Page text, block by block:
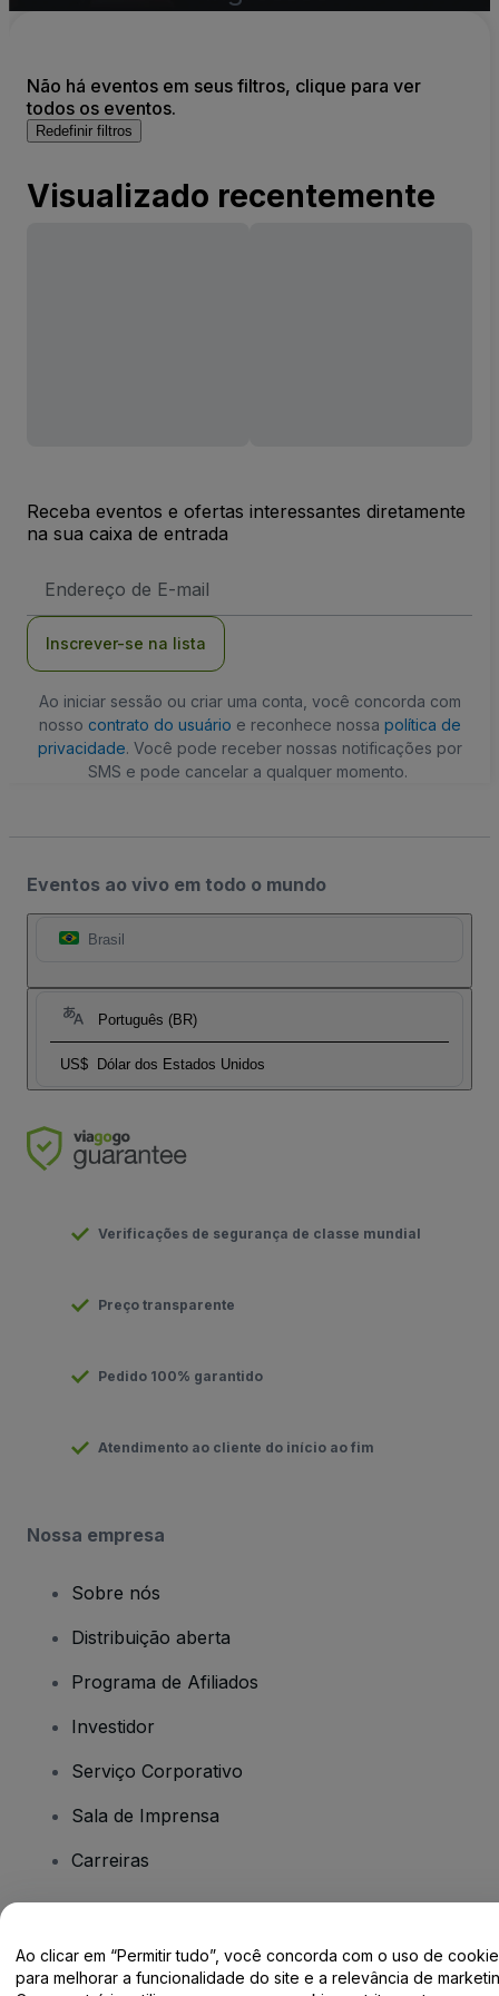
Não há eventos em seus filtros, clique para ver
todos os eventos.
Redefinir filtros
Visualizado recentemente
Receba eventos e ofertas interessantes diretamente
na sua caixa de entrada
de
Inscrever-se na lista
Ao iniciar sessão ou criar uma conta, você concorda com
nosso contrato do usuário e reconhece nossa política de
privacidade. Você pode receber nossas notificações por
SMS e pode cancelar a qualquer momento.
Eventos ao vivo em todo o mundo
Brasil
Português (BR)
US$ Dólar dos Estados Unidos
Verificações de segurança de classe mundial
Preço transparente
Pedido 100% garantido
Atendimento ao cliente do início ao fim
Nossa empresa
Sobre nós
Distribuição aberta
Programa de Afiliados
Investidor
Serviço Corporativo
Sala de Imprensa
Carreiras
Ao clicar em “Permitir tudo”, você concorda com o uso de
para melhorar a funcionalidade do site e a relevância de